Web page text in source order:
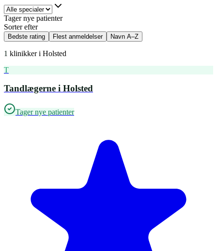
Tager nye patienter
Sorter efter
Bedste rating Flest anmeldelser Navn A–Z
1 klinikker i Holsted
T
Tandlægerne i Holsted
Tager nye patienter